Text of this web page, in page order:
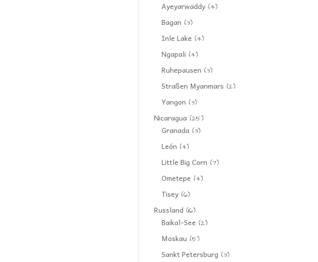
Ayeyarwaddy (4)
Bagan (3)
Inle Lake (4)
Ngapali (4)
Ruhepausen (3)
Straßen Myanmars (2)
Yangon (3)
Nicaragua (25)
Granada (3)
León (4)
Little Big Corn (7)
Ometepe (4)
Tisey (6)
Russland (16)
Baikal-See (2)
Moskau (5)
Sankt Petersburg (3)